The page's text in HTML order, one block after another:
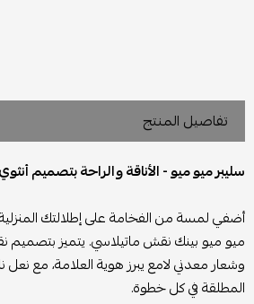
تفاصيل المنتج
سليبر ميو ميو - الأناقة والراحة بتصميم
أضفي لمسة من الفخامة على إطلالتك
ميو ميو بينك نقش ماتيلاسي. يتميز بتصميم
وشعار معدني لامع يبرز هوية العلامة، مع
المطلقة في كل خطوة.